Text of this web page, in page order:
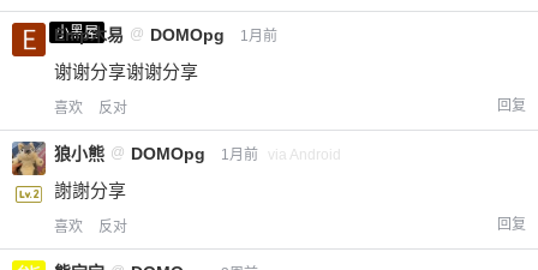
小黑屋
Emp木易 @ DOMOpg 1月前
谢谢分享谢谢分享
喜欢 反对 回复
狼小熊 @ DOMOpg 1月前 via Android
謝謝分享
喜欢 反对 回复